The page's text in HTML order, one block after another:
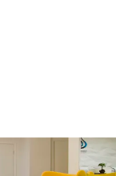
и цоколь
повышенной